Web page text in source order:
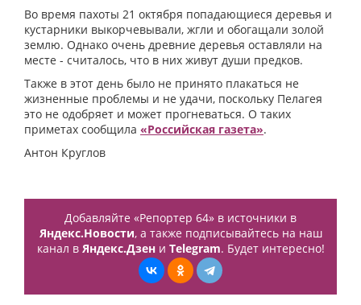
Во время пахоты 21 октября попадающиеся деревья и
кустарники выкорчевывали, жгли и обогащали золой
землю. Однако очень древние деревья оставляли на
месте - считалось, что в них живут души предков.
Также в этот день было не принято плакаться не
жизненные проблемы и не удачи, поскольку Пелагея
это не одобряет и может прогневаться. О таких
приметах сообщила «Российская газета».
Антон Круглов
Добавляйте «Репортер 64» в источники в
Яндекс.Новости, а также подписывайтесь на наш
канал в Яндекс.Дзени Telegram. Будет интересно!